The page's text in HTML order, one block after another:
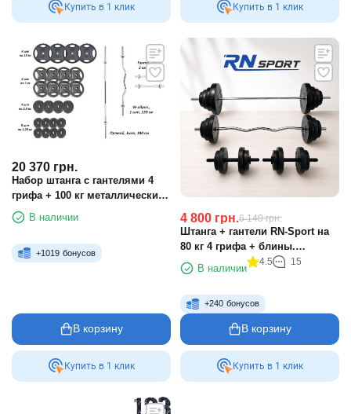
Купить в 1 клик Купить в 1 клик
20 370 грн.
Набор штанга с гантелями 4
грифа + 100 кг металлических
дисков RN-Sport
В наличии
+1019 бонусов
В корзину
Купить в 1 клик
4 800 грн.6 140 грн.
Штанга + гантели RN-Sport на
80 кг 4 грифа + блины.
Перчатки в подарок!
В наличии
4.5 15
+240 бонусов
В корзину
Купить в 1 клик